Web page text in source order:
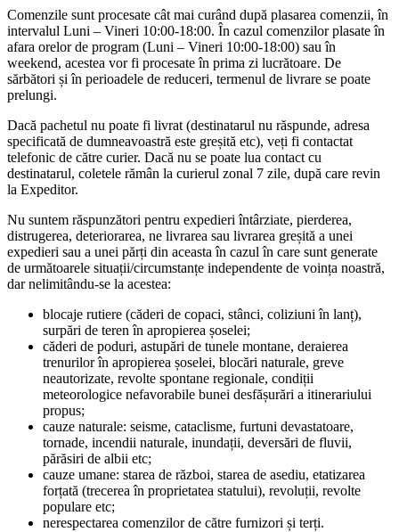
Comenzile sunt procesate cât mai curând după plasarea comenzii, în
intervalul Luni – Vineri 10:00-18:00. În cazul comenzilor plasate în
afara orelor de program (Luni – Vineri 10:00-18:00) sau în
weekend, acestea vor fi procesate în prima zi lucrătoare. De
sărbători și în perioadele de reduceri, termenul de livrare se poate
prelungi.
Dacă pachetul nu poate fi livrat (destinatarul nu răspunde, adresa
specificată de dumneavoastră este greșită etc), veți fi contactat
telefonic de către curier. Dacă nu se poate lua contact cu
destinatarul, coletele rămân la curierul zonal 7 zile, după care revin
la Expeditor.
Nu suntem răspunzători pentru expedieri întârziate, pierderea,
distrugerea, deteriorarea, ne livrarea sau livrarea greșită a unei
expedieri sau a unei părți din aceasta în cazul în care sunt generate
de următoarele situații/circumstanțe independente de voința noastră,
dar nelimitându-se la acestea:
blocaje rutiere (căderi de copaci, stânci, coliziuni în lanț),
surpări de teren în apropierea șoselei;
căderi de poduri, astupări de tunele montane, deraierea
trenurilor în apropierea șoselei, blocări naturale, greve
neautorizate, revolte spontane regionale, condiții
meteorologice nefavorabile bunei desfășurări a itinerariului
propus;
cauze naturale: seisme, cataclisme, furtuni devastatoare,
tornade, incendii naturale, inundații, deversări de fluvii,
părăsiri de albii etc;
cauze umane: starea de război, starea de asediu, etatizarea
forțată (trecerea în proprietatea statului), revoluții, revolte
populare etc;
nerespectarea comenzilor de către furnizori și terți.